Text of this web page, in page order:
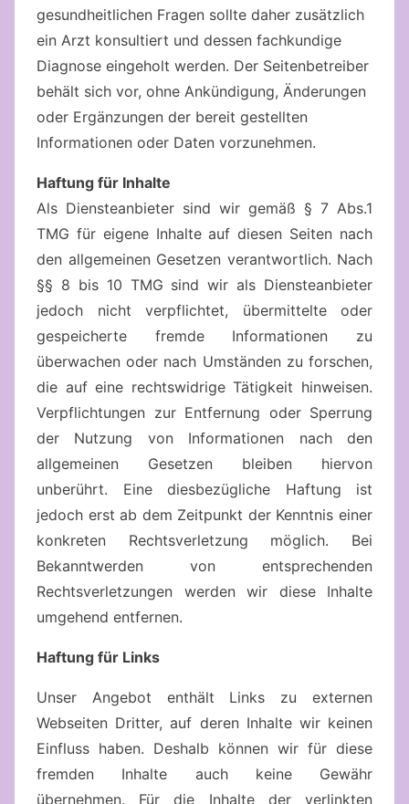
gesundheitlichen Fragen sollte daher zusätzlich
ein Arzt konsultiert und dessen fachkundige
Diagnose eingeholt werden. Der Seitenbetreiber
behält sich vor, ohne Ankündigung, Änderungen
oder Ergänzungen der bereit gestellten
Informationen oder Daten vorzunehmen.
Haftung für Inhalte
Als Diensteanbieter sind wir gemäß § 7 Abs.1
TMG für eigene Inhalte auf diesen Seiten nach
den allgemeinen Gesetzen verantwortlich. Nach
§§ 8 bis 10 TMG sind wir als Diensteanbieter
jedoch nicht verpflichtet, übermittelte oder
gespeicherte fremde Informationen zu
überwachen oder nach Umständen zu forschen,
die auf eine rechtswidrige Tätigkeit hinweisen.
Verpflichtungen zur Entfernung oder Sperrung
der Nutzung von Informationen nach den
allgemeinen Gesetzen bleiben hiervon
unberührt. Eine diesbezügliche Haftung ist
jedoch erst ab dem Zeitpunkt der Kenntnis einer
konkreten Rechtsverletzung möglich. Bei
Bekanntwerden von entsprechenden
Rechtsverletzungen werden wir diese Inhalte
umgehend entfernen.
Haftung für Links
Unser Angebot enthält Links zu externen
Webseiten Dritter, auf deren Inhalte wir keinen
Einfluss haben. Deshalb können wir für diese
fremden Inhalte auch keine Gewähr
übernehmen. Für die Inhalte der verlinkten